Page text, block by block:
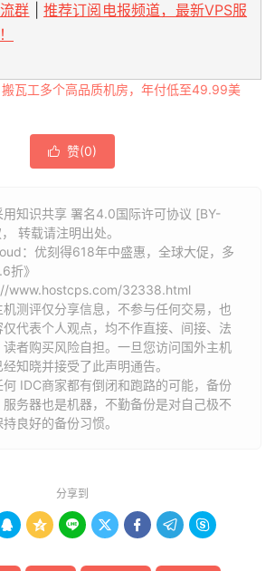
群
推荐订阅电报频道，最新VPS服
搬瓦工多个高品质机房，年付低至49.99美
 赞(0)
用知识共享 署名4.0国际许可协议 [BY-
转载请注明出处。
：优刻得618年中盛惠，全球大促，多
折》
www.hostcps.com/32338.html
机测评仅分享信息，不参与任何交易，也
代表个人观点，均不作直接、间接、法
者购买风险自担。一旦您访问国外主机
知晓并接受了此声明通告。
何 IDC商家都有倒闭和跑路的可能，备份
务器也是机器，不勤备份是对自己极不
良好的备份习惯。
分享到
      